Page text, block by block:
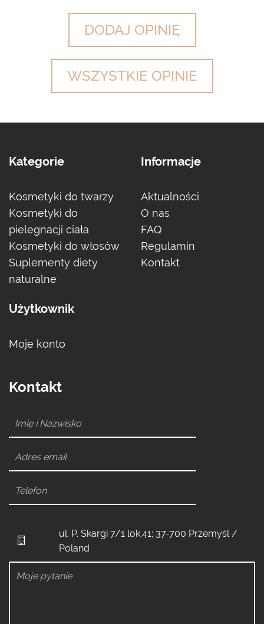
DODAJ OPINIĘ
WSZYSTKIE OPINIE
Kategorie
Kosmetyki do twarzy
Kosmetyki do
pielegnacji ciała
Kosmetyki do włosów
Suplementy diety
naturalne
Informacje
Aktualności
O nas
FAQ
Regulamin
Kontakt
Użytkownik
Moje konto
Kontakt
ul. P. Skargi 7/1 lok.41; 37-700 Przemyśl /
Poland